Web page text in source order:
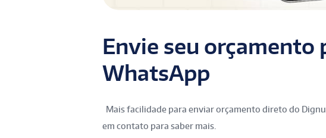
Envie seu orçamento
WhatsApp
Mais facilidade para enviar orçamento direto do
em contato para saber mais.